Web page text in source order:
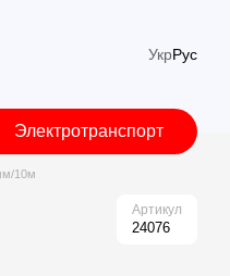
УкрРус
Электротранспорт
10м
Артикул
24076